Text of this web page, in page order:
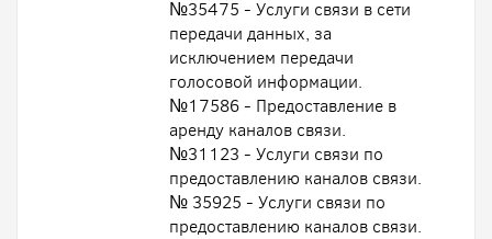
№35475 - Услуги связи в сети
передачи данных, за
исключением передачи
голосовой информации.
№17586 - Предоставление в
аренду каналов связи.
№31123 - Услуги связи по
предоставлению каналов связи.
№ 35925 - Услуги связи по
предоставлению каналов связи.